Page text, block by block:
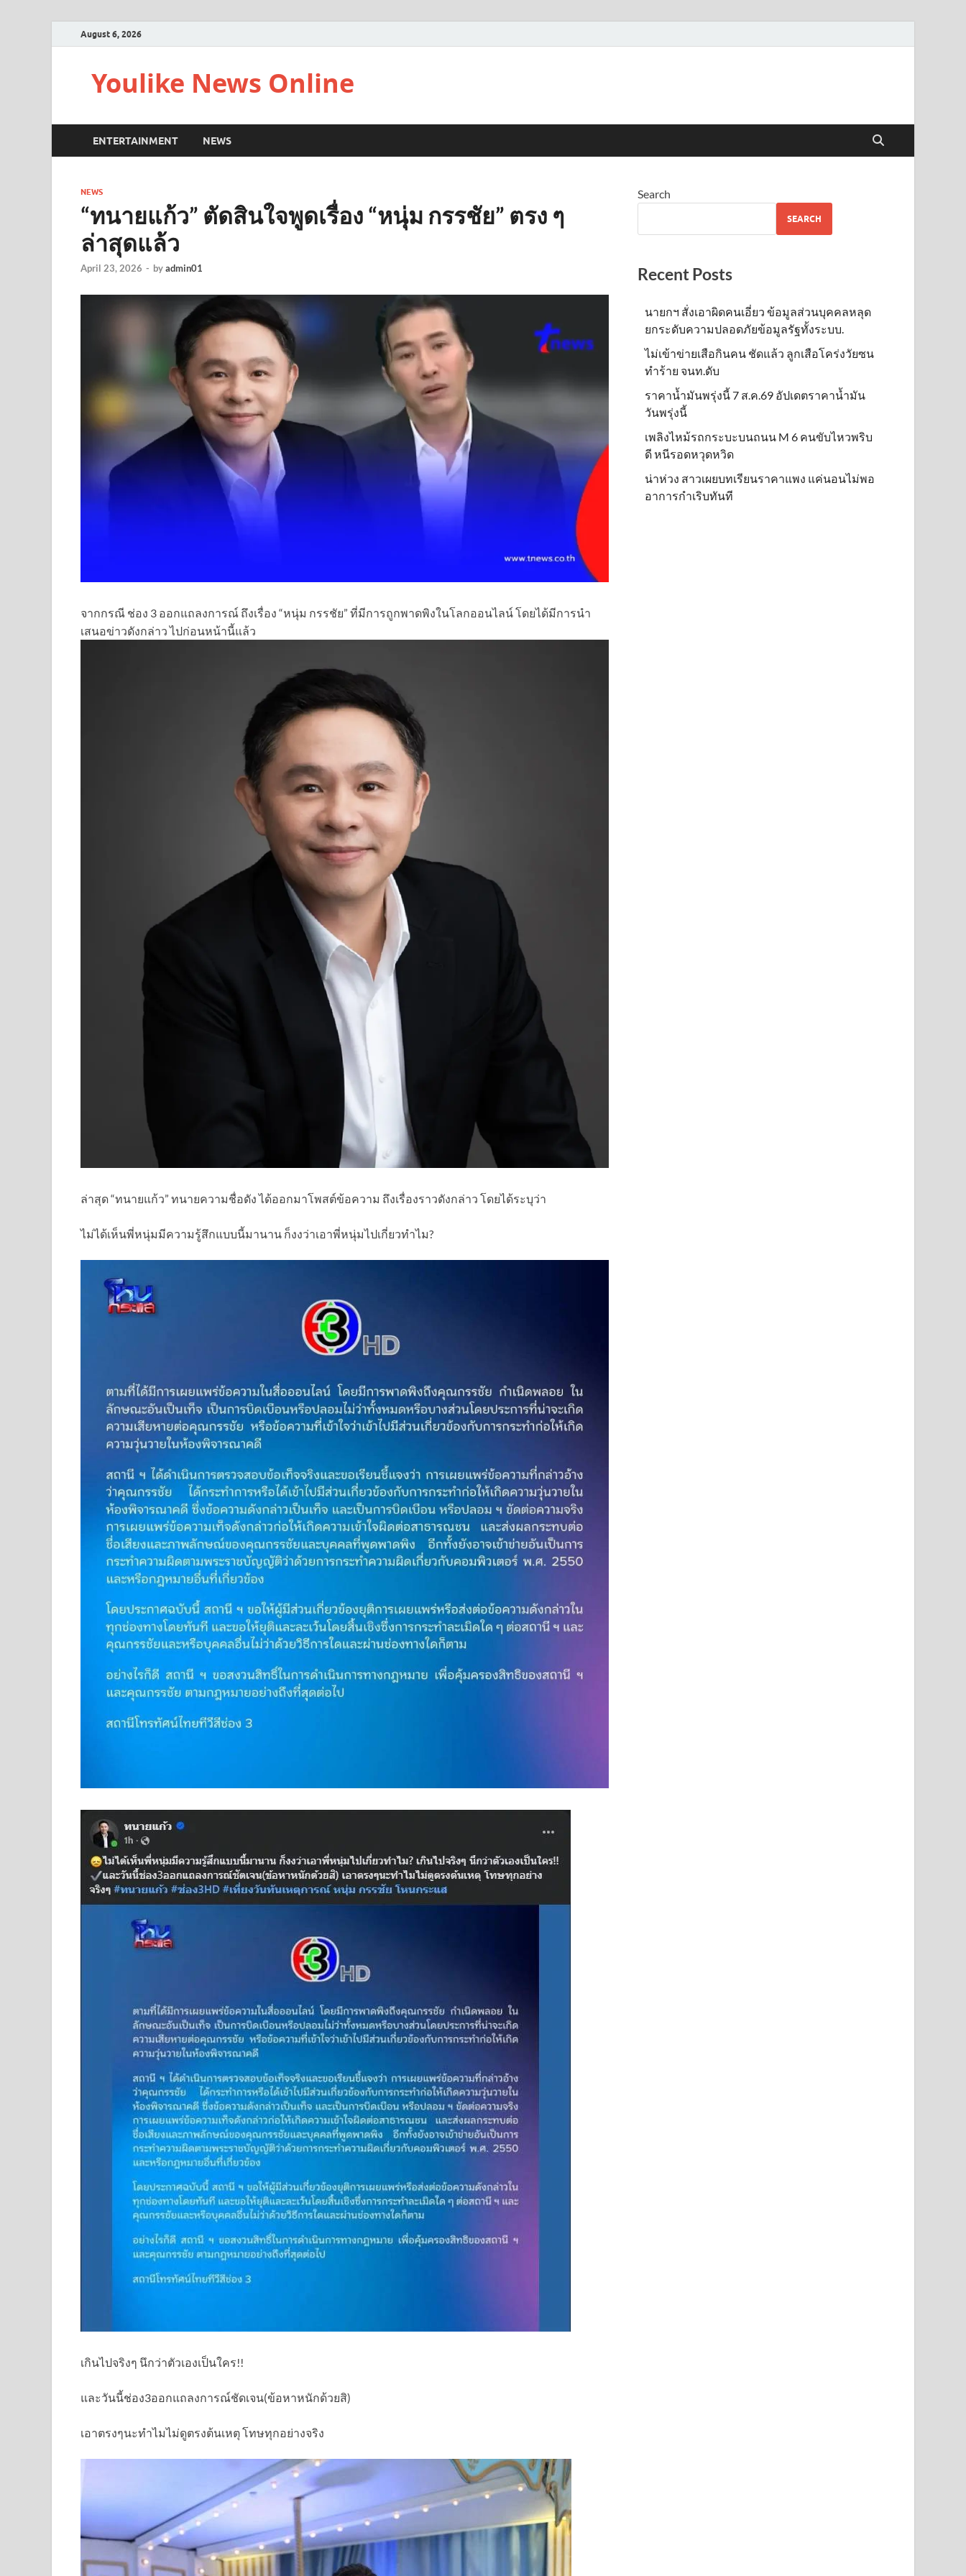
August 6, 2026
Youlike News Online
ENTERTAINMENT NEWS
NEWS
“ทนายแก้ว” ตัดสินใจพูดเรื่อง “หนุ่ม กรรชัย” ตรง ๆ
ล่าสุดแล้ว
April 23, 2026 - byadmin01
จากกรณี ช่อง 3 ออกแถลงการณ์ ถึงเรื่อง “หนุ่ม กรรชัย” ที่มีการถูกพาดพิงในโลกออนไลน์ โดยได้มีการนำ
เสนอข่าวดังกล่าว ไปก่อนหน้านี้แล้ว
ล่าสุด “ทนายแก้ว” ทนายความชื่อดัง ได้ออกมาโพสต์ข้อความ ถึงเรื่องราวดังกล่าว โดยได้ระบุว่า
ไม่ได้เห็นพี่หนุ่มมีความรู้สึกแบบนี้มานาน ก็งงว่าเอาพี่หนุ่มไปเกี่ยวทำไม?
เกินไปจริงๆ นึกว่าตัวเองเป็นใคร!!
และวันนี้ช่อง3ออกแถลงการณ์ชัดเจน(ข้อหาหนักด้วยสิ)
เอาตรงๆนะทำไมไม่ดูตรงต้นเหตุ โทษทุกอย่างจริง
Search
SEARCH
Recent Posts
นายกฯ สั่งเอาผิดคนเอี่ยว ข้อมูลส่วนบุคคลหลุด
ยกระดับความปลอดภัยข้อมูลรัฐทั้งระบบ.
ไม่เข้าข่าย​เสือกินคน ชัดแล้ว ลูกเสือโคร่งวัยซน
ทำร้าย จนท.ดับ
ราคาน้ำมันพรุ่งนี้ 7 ส.ค.69 อัปเดตราคาน้ำมัน
วันพรุ่งนี้
เพลิงไหม้รถกระบะบนถนน M 6 คนขับไหวพริบ
ดี หนีรอดหวุดหวิด
น่าห่วง สาวเผยบทเรียนราคาแพง แค่นอนไม่พอ
อาการกำเริบทันที